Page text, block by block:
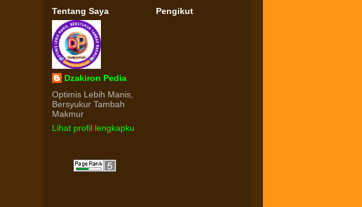
Tentang Saya
Dzakiron Pedia
Optimis Lebih Manis,
Bersyukur Tambah
Makmur
Lihat profil lengkapku
Pengikut